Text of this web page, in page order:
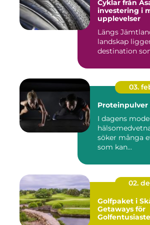
Cyklar från
investering i
upplevelser
Längs
landskap
destination
03.
Proteinpulver
I dagens
söker många
som kan...
02.
Golfpaket i
Getaways för